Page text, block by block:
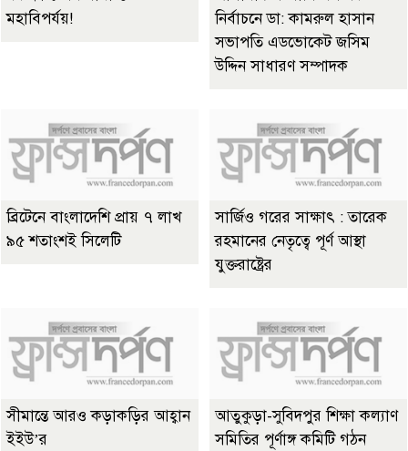
মহাবিপর্যয়!
নির্বাচনে ডা: কামরুল হাসান
সভাপতি এডভোকেট জসিম
উদ্দিন সাধারণ সম্পাদক
ব্রিটেনে বাংলাদেশি প্রায় ৭ লাখ
৯৫ শতাংশই সিলেটি
সার্জিও গরের সাক্ষাৎ : তারেক
রহমানের নেতৃত্বে পূর্ণ আস্থা
যুক্তরাষ্ট্রের
সীমান্তে আরও কড়াকড়ির আহ্বান
ইইউ’র
আতুকুড়া-সুবিদপুর শিক্ষা কল্যাণ
সমিতির পূর্ণাঙ্গ কমিটি গঠন